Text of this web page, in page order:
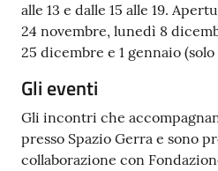
alle 13 e dalle 15 alle 19.
24 novembre, lunedì 8
25 dicembre e 1 gennaio
Gli eventi
Gli incontri che
presso Spazio Gerra e sono
collaborazione con